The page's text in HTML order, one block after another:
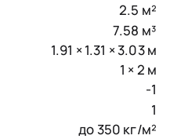
2.5 м²
7.58 м³
1.91 × 1.31 × 3.03 м
1 × 2 м
-1
1
до 350 кг/м²